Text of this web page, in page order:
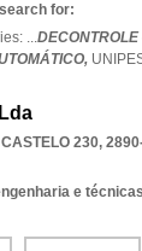
for:
...
CASTELO 230,
e